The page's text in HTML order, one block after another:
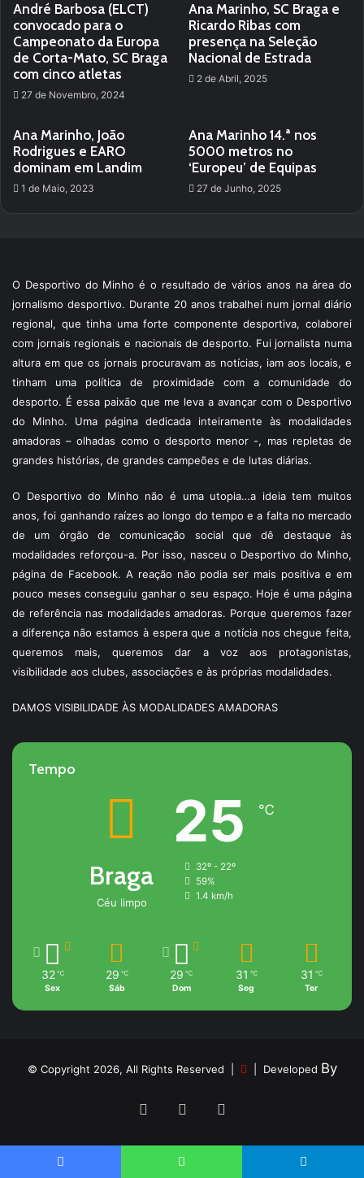
André Barbosa (ELCT)
convocado para o
Campeonato da Europa
de Corta-Mato, SC Braga
com cinco atletas
27 de Novembro, 2024
Ana Marinho, SC Braga e
Ricardo Ribas com
presença na Seleção
Nacional de Estrada
2 de Abril, 2025
Ana Marinho, João
Rodrigues e EARO
dominam em Landim
1 de Maio, 2023
Ana Marinho 14.ª nos
5000 metros no
‘Europeu’ de Equipas
27 de Junho, 2025
O Desportivo do Minho é o resultado de vários anos na área do
jornalismo desportivo. Durante 20 anos trabalhei num jornal diário
regional, que tinha uma forte componente desportiva, colaborei
com jornais regionais e nacionais de desporto. Fui jornalista numa
altura em que os jornais procuravam as notícias, iam aos locais, e
tinham uma política de proximidade com a comunidade do
desporto. É essa paixão que me leva a avançar com o Desportivo
do Minho. Uma página dedicada inteiramente às modalidades
amadoras – olhadas como o desporto menor -, mas repletas de
grandes histórias, de grandes campeões e de lutas diárias.
O Desportivo do Minho não é uma utopia…a ideia tem muitos
anos, foi ganhando raízes ao longo do tempo e a falta no mercado
de um órgão de comunicação social que dê destaque às
modalidades reforçou-a. Por isso, nasceu o Desportivo do Minho,
página de Facebook. A reação não podia ser mais positiva e em
pouco meses conseguiu ganhar o seu espaço. Hoje é uma página
de referência nas modalidades amadoras. Porque queremos fazer
a diferença não estamos à espera que a notícia nos chegue feita,
queremos mais, queremos dar a voz aos protagonistas,
visibilidade aos clubes, associações e às próprias modalidades.
DAMOS VISIBILIDADE ÀS MODALIDADES AMADORAS
Tempo
Braga
Céu limpo
25 ℃
32º - 22º
59%
1.4 km/h
32 ℃
Sex
29 ℃
Sáb
29 ℃
Dom
31 ℃
Seg
31 ℃
Ter
© Copyright 2026, All Rights Reserved | | Developed By
FacebookYouTube